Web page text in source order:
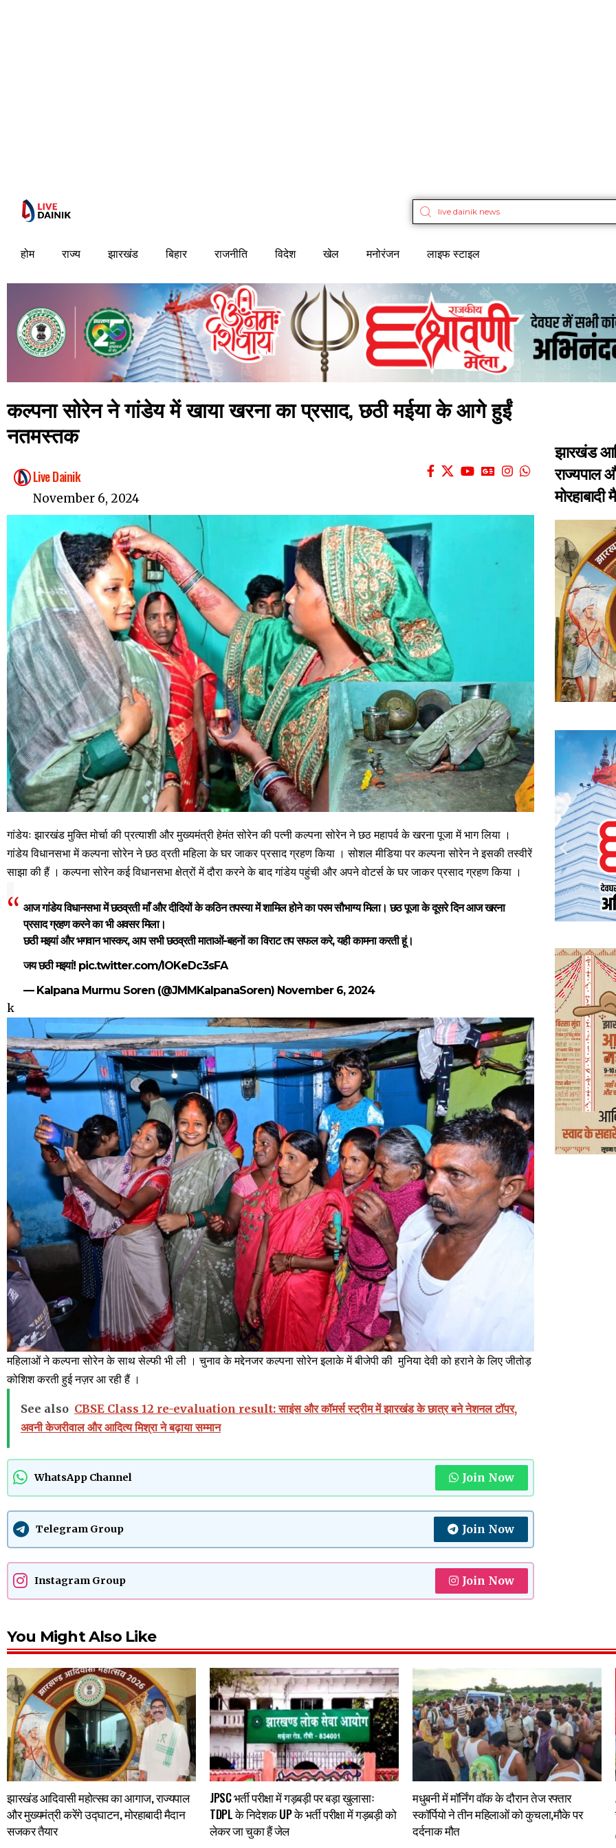
होम राज्य झारखंड बिहार राजनीति विदेश खेल मनोरंजन लाइफ स्टाइल
कल्पना सोरेन ने गांडेय में खाया खरना का प्रसाद, छठी मईया के आगे हुईं
नतमस्तक
Live Dainik
November 6, 2024
गांडेयः झारखंड मुक्ति मोर्चा की प्रत्याशी और मुख्यमंत्री हेमंत सोरेन की पत्नी कल्पना सोरेन ने छठ महापर्व के खरना पूजा में भाग लिया ।
गांडेय विधानसभा में कल्पना सोरेन ने छठ व्रती महिला के घर जाकर प्रसाद ग्रहण किया । सोशल मीडिया पर कल्पना सोरेन ने इसकी तस्वीरें
साझा की हैं । कल्पना सोरेन कई विधानसभा क्षेत्रों में दौरा करने के बाद गांडेय पहुंची और अपने वोटर्स के घर जाकर प्रसाद ग्रहण किया ।
आज गांडेय विधानसभा में छठव्रती माँ और दीदियों के कठिन तपस्या में शामिल होने का परम सौभाग्य मिला। छठ पूजा के दूसरे दिन आज खरना
प्रसाद ग्रहण करने का भी अवसर मिला।
छठी मइयां और भगवान भास्कर, आप सभी छठव्रती माताओं-बहनों का विराट तप सफल करे, यही कामना करती हूं।
जय छठी मइयां! pic.twitter.com/lOKeDc3sFA
— Kalpana Murmu Soren (@JMMKalpanaSoren) November 6, 2024
k
महिलाओं ने कल्पना सोरेन के साथ सेल्फी भी ली । चुनाव के मद्देनजर कल्पना सोरेन इलाके में बीजेपी की मुनिया देवी को हराने के लिए जीतोड़
कोशिश करती हुई नज़र आ रही हैं ।
See also CBSE Class 12 re-evaluation result: साइंस और कॉमर्स स्ट्रीम में झारखंड के छात्र बने नेशनल टॉपर,
अवनी केजरीवाल और आदित्य मिश्रा ने बढ़ाया सम्मान
WhatsApp Channel Join Now
Telegram Group Join Now
Instagram Group Join Now
झारखंड
राज्यपाल
You Might Also Like
झारखंड आदिवासी महोत्सव का आगाज, राज्यपाल
और मुख्यमंत्री करेंगे उद्घाटन, मोरहाबादी मैदान
सजकर तैयार
JPSC भर्ती परीक्षा में गड़बड़ी पर बड़ा खुलासाः
TDPL के निदेशक UP के भर्ती परीक्षा में गड़बड़ी को
लेकर जा चुका हैं जेल
मधुबनी में मॉर्निंग वॉक के दौरान तेज रफ्तार
स्कॉर्पियो ने तीन महिलाओं को कुचला,मौके पर
दर्दनाक मौत